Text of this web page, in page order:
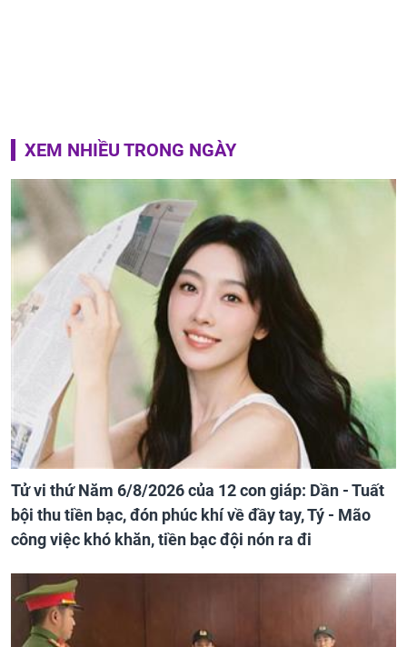
XEM NHIỀU TRONG NGÀY
Tử vi thứ Năm 6/8/2026 của 12 con giáp: Dần - Tuất
bội thu tiền bạc, đón phúc khí về đầy tay, Tý - Mão
công việc khó khăn, tiền bạc đội nón ra đi